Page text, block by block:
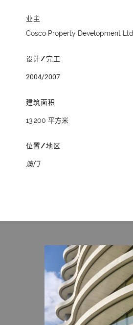
业主
Cosco Property Development Ltd.
设计/完工
2004/2007
建筑面积
13,200 平方米
位置/地区
澳门